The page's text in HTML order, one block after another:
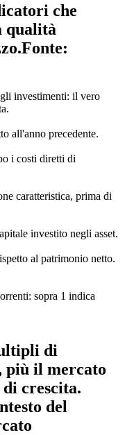
che
qualità
Fonte:
investimenti: il vero
all'anno precedente.
i costi diretti di
caratteristica, prima di
investito negli asset.
al patrimonio netto.
sopra 1 indica
di
più il mercato
crescita.
del